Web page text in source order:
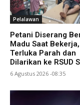
Pelalawan
Petani Diserang
Madu Saat Bekerja,
Terluka Parah dan
Dilarikan ke RSUD
6 Agustus 2026 -08:35